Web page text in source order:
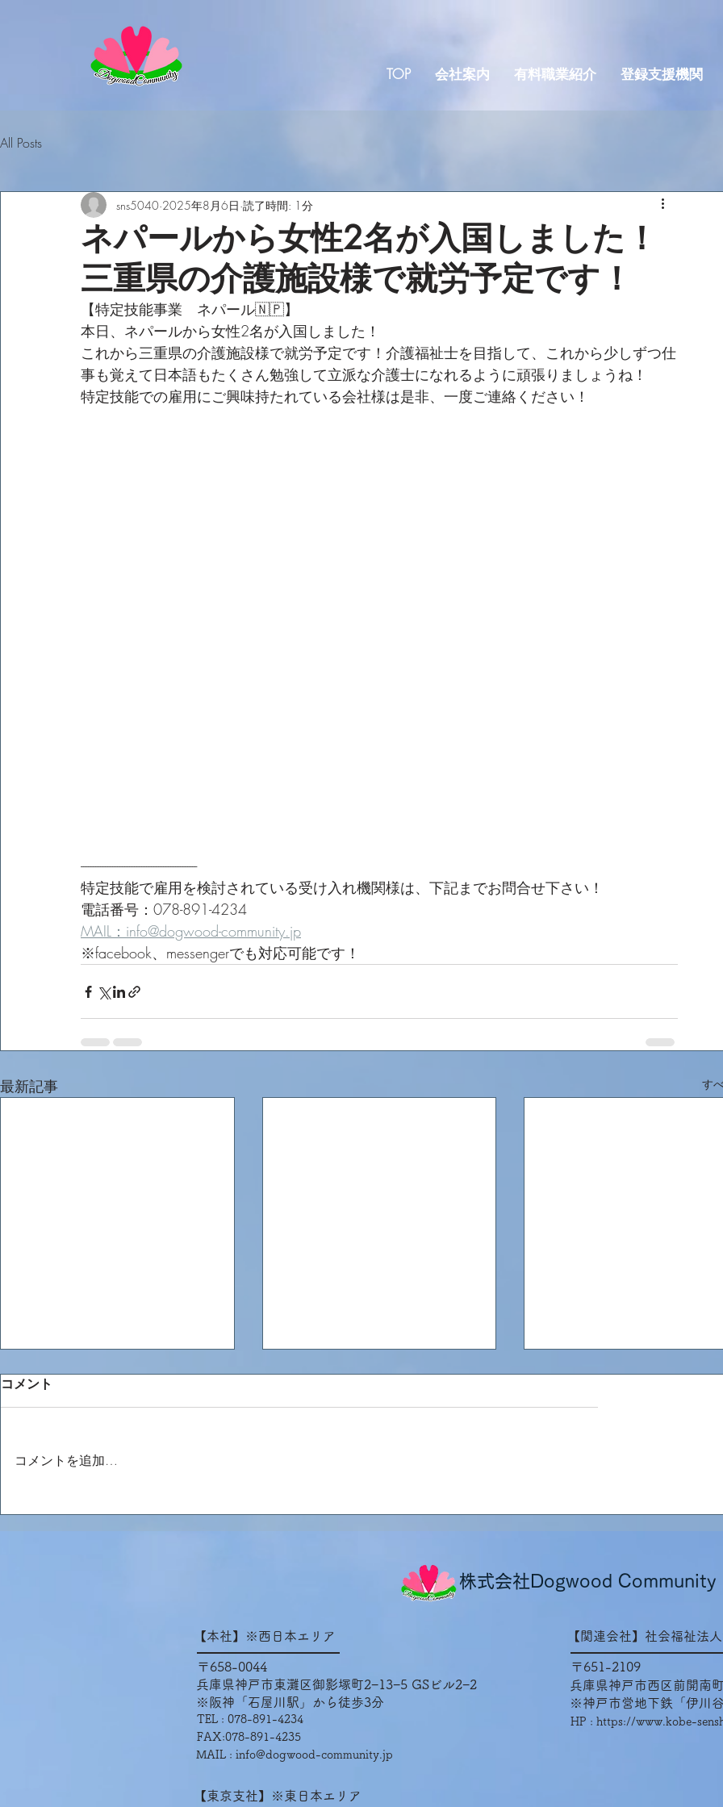
TOP 会社案内 有料職業紹介 登録支援機関
All Posts
ネパールから女性2名が入国しました！
三重県の介護施設様で就労予定です！
sns5040 2025年8月6日 読了時間: 1分
【特定技能事業　ネパール🇳🇵】
本日、ネパールから女性2名が入国しました！
これから三重県の介護施設様で就労予定です！介護福祉士を目指して、これから少しずつ仕
事も覚えて日本語もたくさん勉強して立派な介護士になれるように頑張りましょうね！
特定技能での雇用にご興味持たれている会社様は是非、一度ご連絡ください！
------------------------------------------------
特定技能で雇用を検討されている受け入れ機関様は、下記までお問合せ下さい！
電話番号：078-891-4234
MAIL：info@dogwood-community.jp
※facebook、messengerでも対応可能です！
最新記事 す
本日、ネパールから男性2名
本日、ミャンマーから女性2
兵庫県南あわじ市の介護施
コメント
コメントを追加…
株式会社Dogwood Community
【本社】※西日本エリア
〒658-0044
兵庫県神戸市東灘区御影塚町2−13−5 GSビル2−2
※阪神「石屋川駅」から徒歩3分
TEL : 078-891-4234
FAX:078-891-4235
MAIL : info@dogwood-community.jp
【関連会社】社会福祉法
〒651-2109
兵庫県神戸市西区前開南
※神戸市営地下鉄「伊川
HP : https://www.kobe-
【東京支社】※東日本エリア